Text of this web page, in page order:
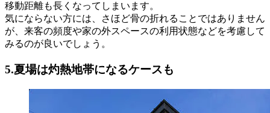
移動距離も長くなってしまいます。
気にならない方には、さほど骨の折れることではありません
が、来客の頻度や家の外スペースの利用状態などを考慮して
みるのが良いでしょう。
5.夏場は灼熱地帯になるケースも